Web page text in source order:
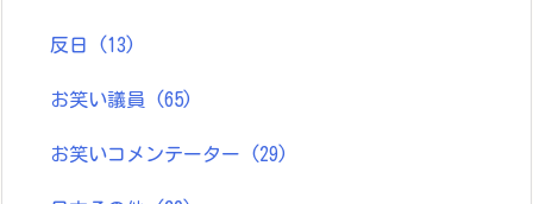
反日 (13)
お笑い議員 (65)
お笑いコメンテーター (29)